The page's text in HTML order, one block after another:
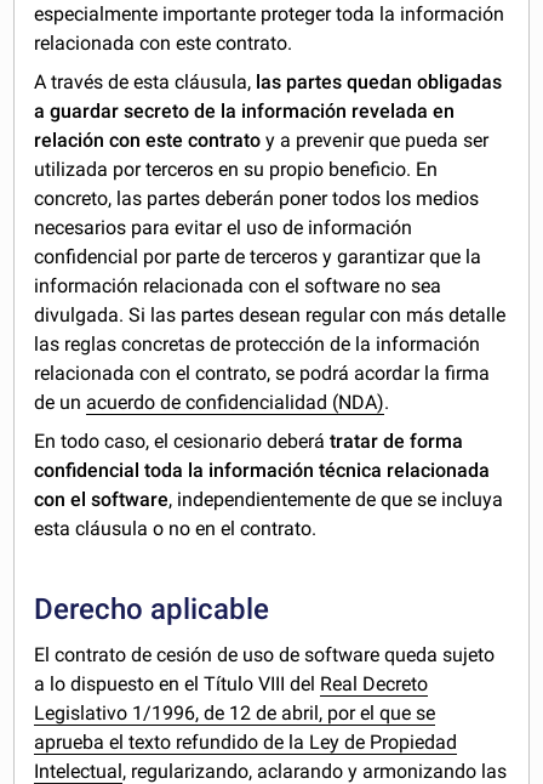
especialmente importante proteger toda la información
relacionada con este contrato.
A través de esta cláusula, las partes quedan obligadas
a guardar secreto de la información revelada en
relación con este contrato y a prevenir que pueda ser
utilizada por terceros en su propio beneficio. En
concreto, las partes deberán poner todos los medios
necesarios para evitar el uso de información
confidencial por parte de terceros y garantizar que la
información relacionada con el software no sea
divulgada. Si las partes desean regular con más detalle
las reglas concretas de protección de la información
relacionada con el contrato, se podrá acordar la firma
de un acuerdo de confidencialidad (NDA).
En todo caso, el cesionario deberátratar de forma
confidencial toda la información técnica relacionada
con el software, independientemente de que se incluya
esta cláusula o no en el contrato.
Derecho aplicable
El contrato de cesión de uso de software queda sujeto
a lo dispuesto en el Título VIII del Real Decreto
Legislativo 1/1996, de 12 de abril, por el que se
aprueba el texto refundido de la Ley de Propiedad
Intelectual, regularizando, aclarando y armonizando las